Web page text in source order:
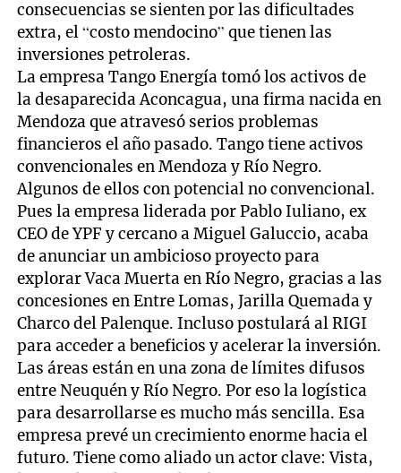
consecuencias se sienten por las dificultades
extra, el “costo mendocino” que tienen las
inversiones petroleras.
La empresa Tango Energía tomó los activos de
la desaparecida Aconcagua, una firma nacida en
Mendoza que atravesó serios problemas
financieros el año pasado. Tango tiene activos
convencionales en Mendoza y Río Negro.
Algunos de ellos con potencial no convencional.
Pues la empresa liderada por Pablo Iuliano, ex
CEO de YPF y cercano a Miguel Galuccio, acaba
de anunciar un ambicioso proyecto para
explorar Vaca Muerta en Río Negro, gracias a las
concesiones en Entre Lomas, Jarilla Quemada y
Charco del Palenque. Incluso postulará al RIGI
para acceder a beneficios y acelerar la inversión.
Las áreas están en una zona de límites difusos
entre Neuquén y Río Negro. Por eso la logística
para desarrollarse es mucho más sencilla. Esa
empresa prevé un crecimiento enorme hacia el
futuro. Tiene como aliado un actor clave: Vista,